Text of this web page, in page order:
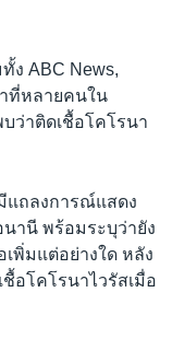
ง ABC News,
าที่หลายคนใน
ว่าติดเชื้อโคโรนา
แถลงการณ์แสดง
านี พร้อมระบุว่ายัง
พิ่มแต่อย่างใด หลัง
อโคโรนาไวรัสเมื่อ